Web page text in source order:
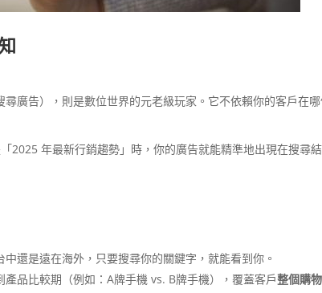
廣告），則是數位世界的元老級玩家。它不依賴你的客戶在
2025 年最新行銷趨勢」時，你的廣告就能精準地出現在搜尋
還是遠在海外，只要搜尋你的關鍵字，就能看到你。
品比較期（例如：A牌手機 vs. B牌手機），覆蓋客戶整個購